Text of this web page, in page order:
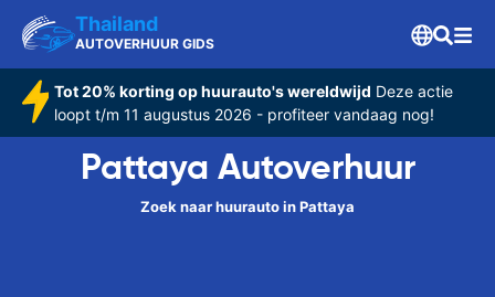
Thailand
AUTOVERHUUR GIDS
Tot 20% korting op huurauto's wereldwijd Deze actie
loopt t/m 11 augustus 2026 - profiteer vandaag nog!
Pattaya Autoverhuur
Zoek naar huurauto in Pattaya